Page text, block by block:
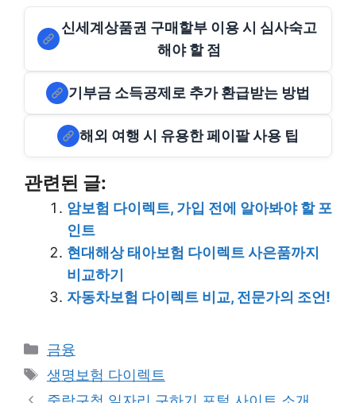
신세계상품권 구매할부 이용 시 심사숙고
해야 할 점
기부금 소득공제로 추가 환급받는 방법
해외 여행 시 유용한 페이팔 사용 팁
관련된 글:
암보험 다이렉트, 가입 전에 알아봐야 할 포
인트
현대해상 태아보험 다이렉트 사은품까지
비교하기
자동차보험 다이렉트 비교, 전문가의 조언!
Categories
금융
Tags
생명보험 다이렉트